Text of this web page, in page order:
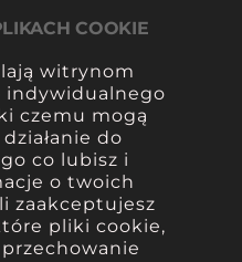
COOKIE
witrynom
indywidualnego
czemu mogą
do
co lubisz i
o twoich
zaakceptujesz
pliki cookie,